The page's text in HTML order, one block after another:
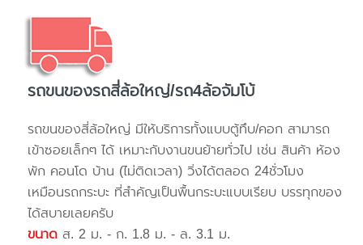
รถขนของรถสี่ล้อใหญ่/รถ4ล้อจัมโบ้
รถขนของสี่ล้อใหญ่ มีให้บริการทั้งแบบตู้ทึบ/คอก สามารถ
เข้าซอยเล็กๆ ได้ เหมาะกับงานขนย้ายทั่วไป เช่น สินค้า ห้อง
พัก คอนโด บ้าน (ไม่ติดเวลา) วิ่งได้ตลอด 24ชั่วโมง
เหมือนรถกระบะ ที่สำคัญเป็นพื้นกระบะแบบเรียบ บรรทุกของ
ได้สบายเลยครับ
ขนาด ส. 2 ม. - ก. 1.8 ม. - ล. 3.1 ม.